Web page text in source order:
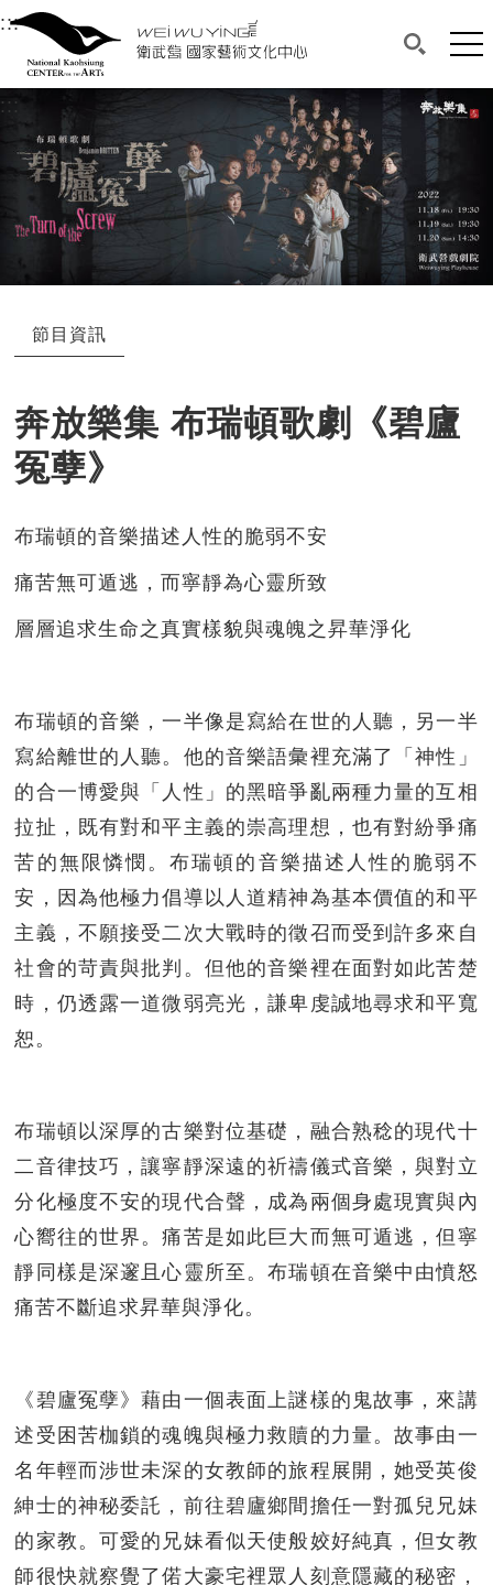
衛武營國家藝術文化中心
中央內容區塊，為本頁主要內容區。
:::選單連結區塊，此區塊列有本網站主要連結。
衛武營國家藝術文化中心
搜尋(開
網
::: 中央內容區塊，為本頁主要內容區。
節目資訊
奔放樂集 布瑞頓歌劇《碧廬
冤孽》
布瑞頓的音樂描述人性的脆弱不安
痛苦無可遁逃，而寧靜為心靈所致
層層追求生命之真實樣貌與魂魄之昇華淨化
布瑞頓的音樂，一半像是寫給在世的人聽，另一半
寫給離世的人聽。他的音樂語彙裡充滿了「神性」
的合一博愛與「人性」的黑暗爭亂兩種力量的互相
拉扯，既有對和平主義的崇高理想，也有對紛爭痛
苦的無限憐憫。布瑞頓的音樂描述人性的脆弱不
安，因為他極力倡導以人道精神為基本價值的和平
主義，不願接受二次大戰時的徵召而受到許多來自
社會的苛責與批判。但他的音樂裡在面對如此苦楚
時，仍透露一道微弱亮光，謙卑虔誠地尋求和平寬
恕。
布瑞頓以深厚的古樂對位基礎，融合熟稔的現代十
二音律技巧，讓寧靜深遠的祈禱儀式音樂，與對立
分化極度不安的現代合聲，成為兩個身處現實與內
心嚮往的世界。痛苦是如此巨大而無可遁逃，但寧
靜同樣是深邃且心靈所至。布瑞頓在音樂中由憤怒
痛苦不斷追求昇華與淨化。
《碧廬冤孽》藉由一個表面上謎樣的鬼故事，來講
述受困苦枷鎖的魂魄與極力救贖的力量。故事由一
名年輕而涉世未深的女教師的旅程展開，她受英俊
紳士的神秘委託，前往碧廬鄉間擔任一對孤兒兄妹
的家教。可愛的兄妹看似天使般姣好純真，但女教
師很快就察覺了偌大豪宅裡眾人刻意隱藏的秘密，